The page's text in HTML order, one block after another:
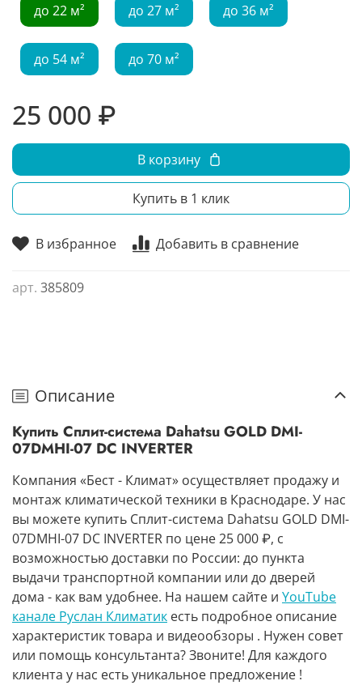
В избранное Добавить в сравнение
арт. 385809
до 22 м²
до 70 м²
до 54 м²
до 36 м²
до 27 м²
25 000 ₽
В корзину
Купить в 1 клик
Описание
Купить Сплит-система Dahatsu GOLD DMI-
07DMHI-07 DC INVERTER
Компания «Бест - Климат» осуществляет продажу и
монтаж климатической техники в Краснодаре. У нас
вы можете купить Сплит-система Dahatsu GOLD DMI-
07DMHI-07 DC INVERTER по цене 25 000 ₽, с
возможностью доставки по России: до пункта
выдачи транспортной компании или до дверей
дома - как вам удобнее. На нашем сайте и YouTube
канале Руслан Климатик есть подробное описание
характеристик товара и видеообзоры . Нужен совет
или помощь консультанта? Звоните! Для каждого
клиента у нас есть уникальное предложение !